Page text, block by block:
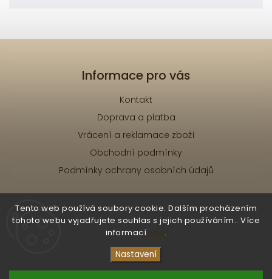
Tento web používá soubory cookie. Dalším procházením
tohoto webu vyjadřujete souhlas s jejich používáním.. Více
informací zde.
Nastavení
Informace pro vás
Kontakt
Doprava a platba
Vrácení a reklamace zboží
Obchodní podmínky
Podmínky ochrany osobních údajů
Copyright 2026RE.ZA selfish. Všechna práva
vyhrazena.